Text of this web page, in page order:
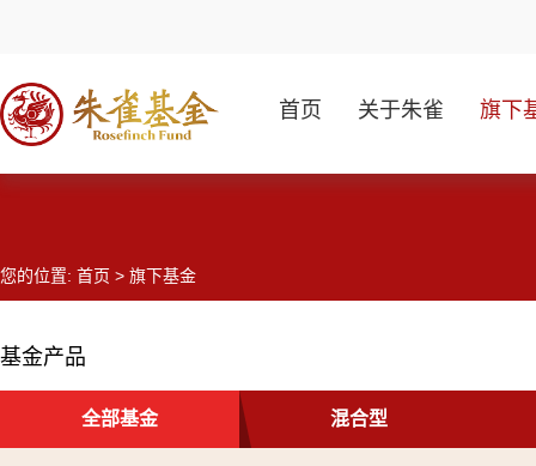
首页 关于朱雀 旗下
您的位置: 首页 > 旗下基金
基金产品
全部基金 混合型